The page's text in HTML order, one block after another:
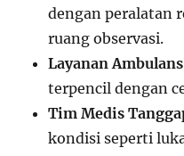
dengan peralatan
ruang observasi.
Layanan
terpencil dengan
Tim Medis
kondisi seperti